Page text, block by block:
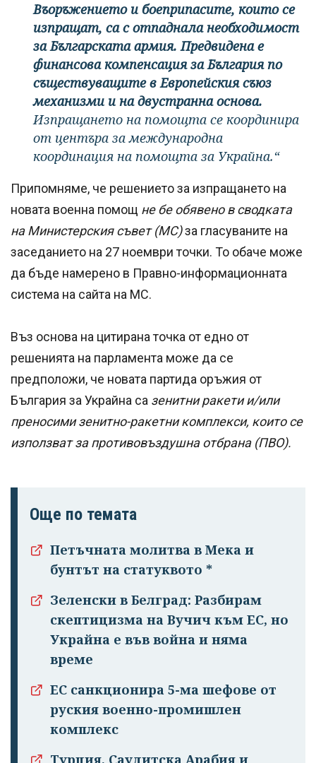
Успешно
излязохте от
профила си!
Въоръжението и боеприпасите, които се
изпращат, са с отпаднала необходимост
за Българската армия. Предвидена е
финансова компенсация за България по
съществуващите в Европейския съюз
механизми и на двустранна основа.
Изпращането на помощта се координира
от центъра за международна
координация на помощта за Украйна.“
Припомняме, че решението за изпращането на
новата военна помощ не бе обявено в сводката
на Министерския съвет (МС)за гласуваните на
заседанието на 27 ноември точки. То обаче може
да бъде намерено в Правно-информационната
система на сайта на МС.
Въз основа на цитирана точка от едно от
решенията на парламента може да се
предположи, че новата партида оръжия от
България за Украйна са зенитни ракети и/или
преносими зенитно-ракетни комплекси, които се
използват за противовъздушна отбрана (ПВО).
Още по темата
Петъчната молитва в Мека и
бунтът на статуквото *
Зеленски в Белград: Разбирам
скептицизма на Вучич към ЕС, но
Украйна е във война и няма
време
ЕС санкционира 5-ма шефове от
руския военно-промишлен
комплекс